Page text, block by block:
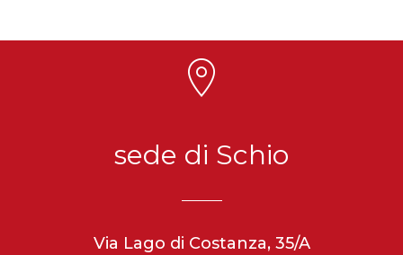
sede di Schio
Via Lago di Costanza, 35/A